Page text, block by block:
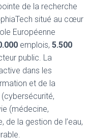
de la recherche
situé au cœur
Européenne
emplois, 5.500
public. La
dans les
et de la
(médecine,
de la gestion de l’eau,